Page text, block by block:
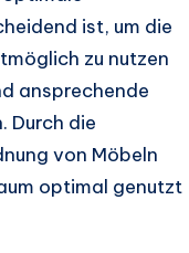
ist, um die
zu nutzen
ansprechende
Durch die
von Möbeln
optimal genutzt